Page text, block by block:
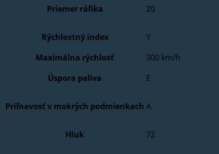
Priemer ráfika 20
Rýchlostný index
Y
Maximálna rýchlosť
300 km/h
Úspora paliva
E
Priľnavosť v mokrých podmienkach A
Hluk 72